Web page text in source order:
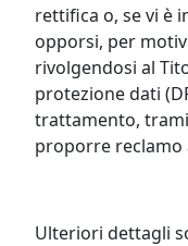
rettifica o, se vi è
opporsi, per
rivolgendosi al
protezione dati
trattamento,
proporre reclamo
Ulteriori dettagli